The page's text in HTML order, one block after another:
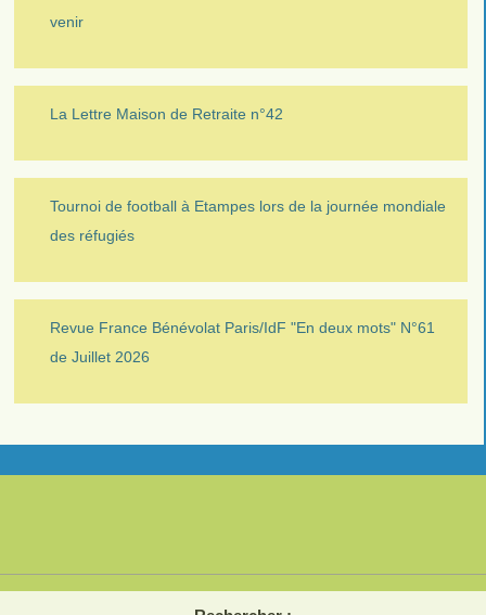
venir
La Lettre Maison de Retraite n°42
Tournoi de football à Etampes lors de la journée mondiale
des réfugiés
Revue France Bénévolat Paris/IdF "En deux mots" N°61
de Juillet 2026